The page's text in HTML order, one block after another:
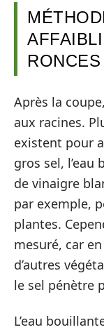
RONCES
Après la
aux racines.
existent pour
gros sel,
de vinaigre
par exemple,
plantes.
mesuré, car
d’autres
le sel pénètre
L’eau